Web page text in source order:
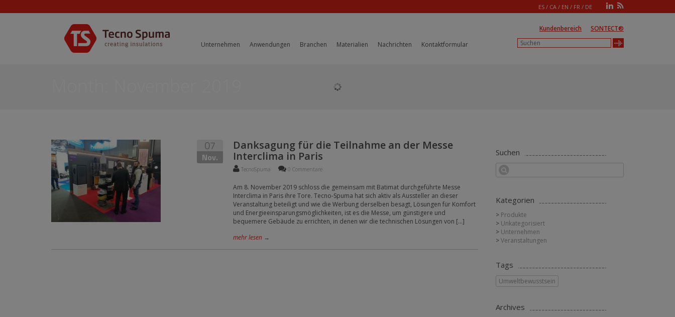
ES / CA / EN / FR / DE
Unternehmen Anwendungen Branchen Materialien Nachrichten Kontaktformular
Kundenbereich SONTECT®
07
Nov.
Danksagung für die Teilnahme an der Messe
Interclima in Paris
TecnoSpuma 0 Commentare
Am 8. November 2019 schloss die gemeinsam mit Batimat durchgeführte Messe
Interclima in Paris ihre Tore. Tecno-Spuma hat sich aktiv als Aussteller an dieser
Veranstaltung beteiligt und wie die Werbung derselben besagt, Lösungen für Komfort
und Energieeinsparungsmöglichkeiten, ist es die Messe, um günstigere und
bequemere Gebäude zu errichten, in denen wir die technischen Lösungen von […]
mehr lesen →
Suchen
Kategorien
Produkte
Unkategorisiert
Unternehmen
Veranstaltungen
Tags
Umweltbewusstsein
Archives